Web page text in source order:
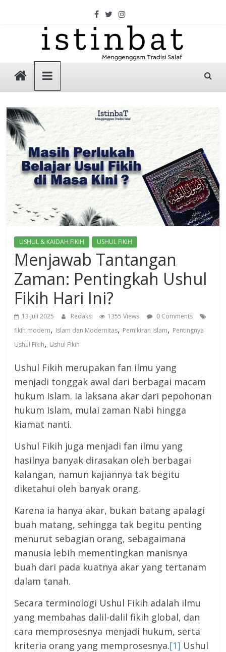
Istinbat
Menggenggam
Tradisi
Salaf
USHUL & KAIDAH FIKIH USHUL FIKIH
Menjawab Tantangan
Zaman: Pentingkah Ushul
Fikih Hari Ini?
13 Juli 2025 Redaksi 1355 Views
0 Comments
fikih modern, Islam dan Modernitas, Pemikiran Islam, Pentingnya
Ushul Fikih, Ushul Fikih
Ushul Fikih merupakan fan ilmu yang
menjadi tonggak awal dari berbagai macam
hukum Islam. Ia laksana akar dari pepohonan
hukum Islam, mulai zaman Nabi hingga
kiamat nanti.
Ushul Fikih juga menjadi fan ilmu yang
hasilnya banyak dirasakan oleh berbagai
kalangan, namun kajiannya tak begitu
diketahui oleh banyak orang.
Karena ia hanya akar, bukan batang apalagi
buah matang, sehingga tak begitu penting
menurut sebagian orang, sebagaimana
manusia lebih mementingkan manisnya
buah dari pada kuatnya akar yang tertanam
dalam tanah.
Secara terminologi Ushul Fikih adalah ilmu
yang membahas dalil-dalil fikih global, dan
cara memprosesnya menjadi hukum, serta
kriteria orang yang memprosesnya.[1] Ushul